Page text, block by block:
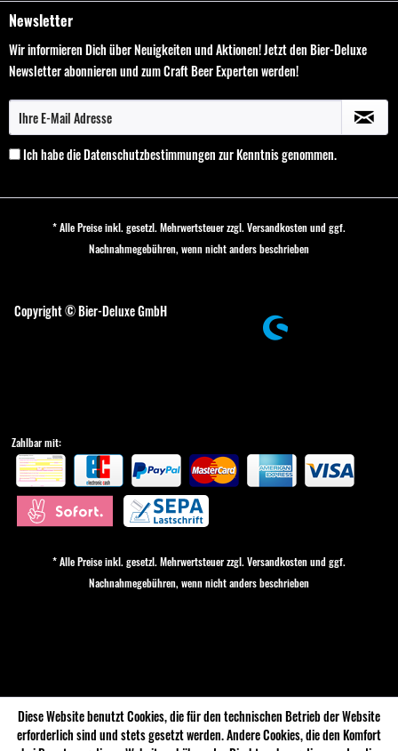
Newsletter
Wir informieren Dich über Neuigkeiten und Aktionen! Jetzt den Bier-Deluxe
Newsletter abonnieren und zum Craft Beer Experten werden!
Ich habe dieDatenschutzbestimmungenzur Kenntnis genommen.
* Alle Preise inkl. gesetzl. Mehrwertsteuer zzgl. Versandkostenund ggf.
Nachnahmegebühren, wenn nicht anders beschrieben
Copyright © Bier-Deluxe GmbH
Zahlbar mit:
* Alle Preise inkl. gesetzl. Mehrwertsteuer zzgl. Versandkostenund ggf.
Nachnahmegebühren, wenn nicht anders beschrieben
Diese Website benutzt Cookies, die für den technischen Betrieb der Website
erforderlich sind und stets gesetzt werden. Andere Cookies, die den Komfort